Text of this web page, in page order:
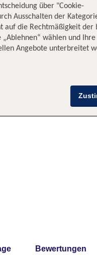
Bewertungen
über "Cookie-
Ausschalten der
die Rechtmäßigkeit der
wählen und Ihre
Angebote unterbreitet